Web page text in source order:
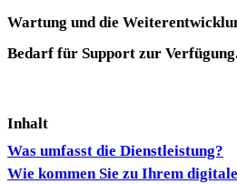
Wartung und die
Bedarf für Support zur
Inhalt
Was umfasst die Dienstleistung?
Wie kommen Sie zu Ihrem